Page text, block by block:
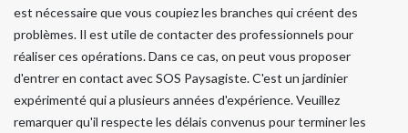
est nécessaire que vous coupiez les branches qui créent des
problèmes. Il est utile de contacter des professionnels pour
réaliser ces opérations. Dans ce cas, on peut vous proposer
d'entrer en contact avec SOS Paysagiste. C'est un jardinier
expérimenté qui a plusieurs années d'expérience. Veuillez
remarquer qu'il respecte les délais convenus pour terminer les